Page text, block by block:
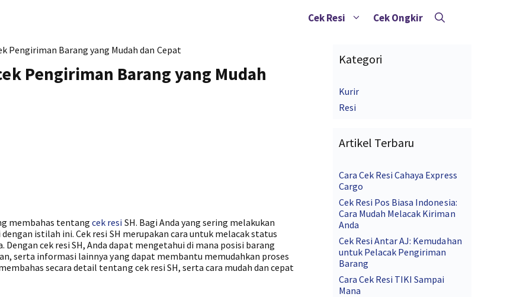
Cek Resi Cek Ongkir
Pengiriman Barang yang Mudah dan Cepat
Pengiriman Barang yang Mudah
membahas tentangcek resi SH. Bagi Anda yang sering melakukan
istilah ini. Cek resi SH merupakan cara untuk melacak status
cek resi SH, Anda dapat mengetahui di mana posisi barang
serta informasi lainnya yang dapat membantu memudahkan proses
secara detail tentang cek resi SH, serta cara mudah dan cepat
Kategori
Kurir
Resi
Artikel Terbaru
Cara Cek Resi Cahaya Express
Cargo
Cek Resi Pos Biasa Indonesia:
Cara Mudah Melacak Kiriman
Anda
Cek Resi Antar AJ: Kemudahan
untuk Pelacak Pengiriman
Barang
Cara Cek Resi TIKI Sampai
Mana